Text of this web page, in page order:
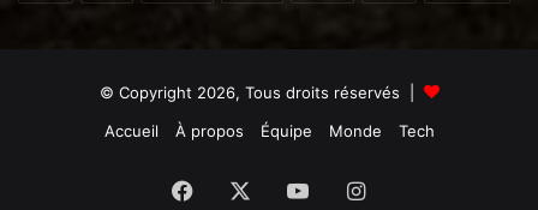
© Copyright 2026, Tous droits réservés |
Accueil
À propos Équipe Monde Tech
Facebook YouTubeInstagram